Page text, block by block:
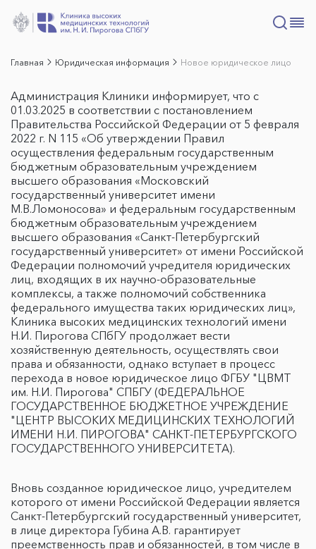
Главная Юридическая информация Новое юридическое лицо
Администрация Клиники информирует, что с
01.03.2025 в соответствии с постановлением
Правительства Российской Федерации от 5 февраля
2022 г. N 115 «Об утверждении Правил
осуществления федеральным государственным
бюджетным образовательным учреждением
высшего образования «Московский
государственный университет имени
М.В.Ломоносова» и федеральным государственным
бюджетным образовательным учреждением
высшего образования «Санкт-Петербургский
государственный университет» от имени Российской
Федерации полномочий учредителя юридических
лиц, входящих в их научно-образовательные
комплексы, а также полномочий собственника
федерального имущества таких юридических лиц»,
Клиника высоких медицинских технологий имени
Н.И. Пирогова СПбГУ продолжает вести
хозяйственную деятельность, осуществлять свои
права и обязанности, однако вступает в процесс
перехода в новое юридическое лицо ФГБУ "ЦВМТ
им. Н.И. Пирогова" СПБГУ (ФЕДЕРАЛЬНОЕ
ГОСУДАРСТВЕННОЕ БЮДЖЕТНОЕ УЧРЕЖДЕНИЕ
"ЦЕНТР ВЫСОКИХ МЕДИЦИНСКИХ ТЕХНОЛОГИЙ
ИМЕНИ Н.И. ПИРОГОВА" САНКТ-ПЕТЕРБУРГСКОГО
ГОСУДАРСТВЕННОГО УНИВЕРСИТЕТА).
Вновь созданное юридическое лицо, учредителем
которого от имени Российской Федерации является
Санкт-Петербургский государственный университет,
в лице директора Губина А.В. гарантирует
преемственность прав и обязанностей, в том числе в